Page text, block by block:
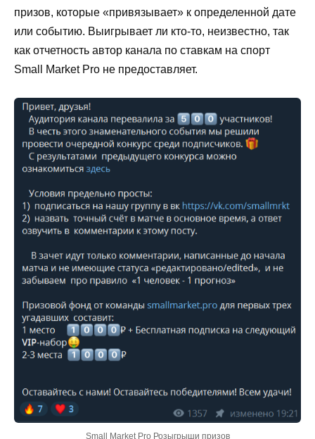
призов, которые «привязывает» к определенной дате
или событию. Выигрывает ли кто-то, неизвестно, так
как отчетность автор канала по ставкам на спорт
Small Market Pro не предоставляет.
Small Market Pro Розыгрыши призов